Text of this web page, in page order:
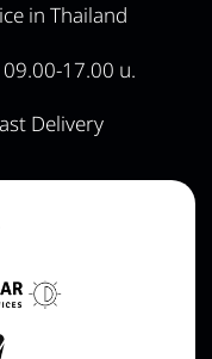
in Thailand
17.00 น.
Delivery